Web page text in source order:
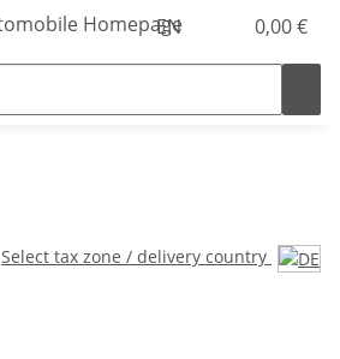
EN 0,00 €
Select tax zone / delivery country